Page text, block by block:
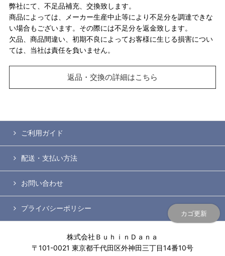
カゴ更新
弊社にて、不足品補充、交換致します。
商品によっては、メーカー生産中止等により不足分を調達できな
い場合もございます。その際には不足分を返金致します。
欠品、商品間違い、初期不良によってお客様に生じる損害につい
ては、当社は責任を負いません。
返品・交換の詳細はこちら
ご利用ガイド
配送・支払い方法
お問い合わせ
プライバシーポリシー
株式会社ＢｕｈｉｎＤａｎａ
〒101-0021 東京都千代田区外神田三丁目14番10号